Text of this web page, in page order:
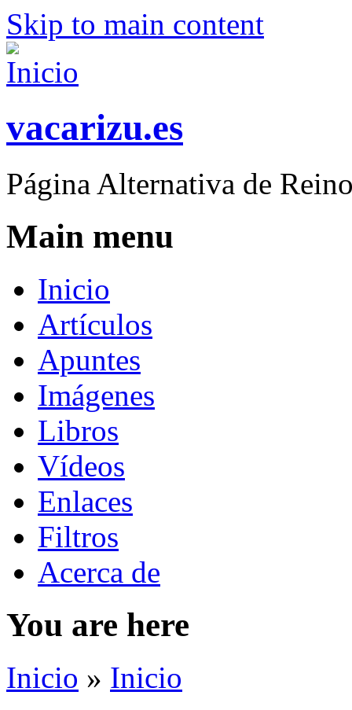
Skip to main content
vacarizu.es
Página Alternativa de
Main menu
Inicio
Artículos
Apuntes
Imágenes
Libros
Vídeos
Enlaces
Filtros
Acerca de
You are here
Inicio » Inicio